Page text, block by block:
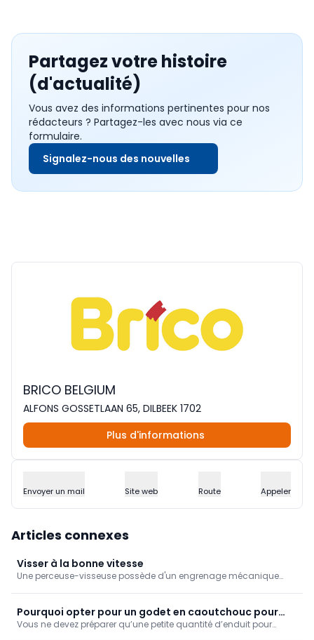
Partagez votre histoire
(d'actualité)
Vous avez des informations pertinentes pour nos
rédacteurs ? Partagez-les avec nous via ce
formulaire.
Signalez-nous des nouvelles
BRICO BELGIUM
ALFONS GOSSETLAAN 65, DILBEEK 1702
Plus d'informations
Envoyer un mail Site web Route Appeler
Articles connexes
Visser à la bonne vitesse
Une perceuse-visseuse possède d'un engrenage mécanique
cette astuce.
Pourquoi opter pour un godet en caoutchouc pour
l’enduit?
Vous ne devez préparer qu’une petite quantité d’enduit pour